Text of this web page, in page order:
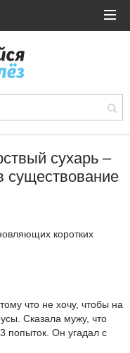
сухарь –
существование
коротких
что не хочу, чтобы на
Сказала мужу, что
попыток. Он угадал с